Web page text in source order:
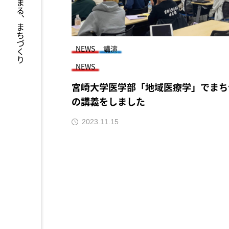
NEWS
講演
NEWS
宮崎大学医学部「地域医療学」でま
の講義をしました
2023.11.15